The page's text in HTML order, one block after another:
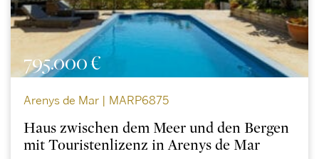
795.000 €
Arenys de Mar | MARP6875
Haus zwischen dem Meer und den Bergen
mit Touristenlizenz in Arenys de Mar